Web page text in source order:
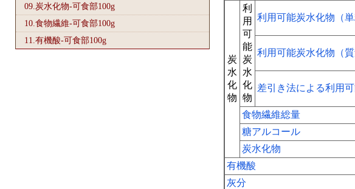
09.炭水化物-可食部100g
10.食物繊維-可食部100g
11.有機酸-可食部100g
炭
水
化
物
利
用
可
能
炭
水
化
物
利用可能炭水化物（単
利用可能炭水化物（質
差引き法による利用
食物繊維総量
糖アルコール
炭水化物
有機酸
灰分